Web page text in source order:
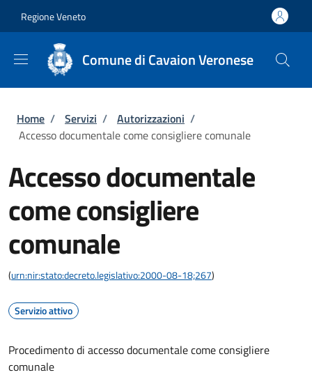
Regione Veneto
Comune di Cavaion Veronese
Briciole di pane
Home / Servizi / Autorizzazioni /
Accesso documentale come consigliere comunale
Accesso documentale
come consigliere
comunale
(urn:nir:stato:decreto.legislativo:2000-08-18;267)
Servizio attivo
Procedimento di accesso documentale come consigliere
comunale